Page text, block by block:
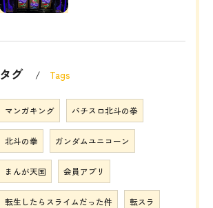
タグ Tags
マンガキング パチスロ北斗の拳
北斗の拳 ガンダムユニコーン
まんが天国 会員アプリ
転生したらスライムだった件 転スラ